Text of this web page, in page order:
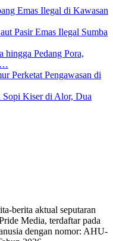
Emas Ilegal di Kawasan
Pasir Emas Ilegal Sumba
hingga Pedang Pora,
Perketat Pengawasan di
Sopi Kiser di Alor, Dua
berita aktual seputaran
Media, terdaftar pada
dengan nomor: AHU-